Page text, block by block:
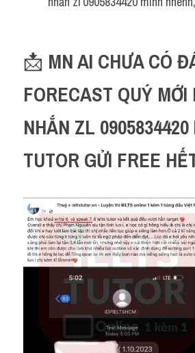
📩 MN AI CHƯA CÓ
FORECAST QUÝ
NHẮN ZL 0905834420
TUTOR GỬI FREE